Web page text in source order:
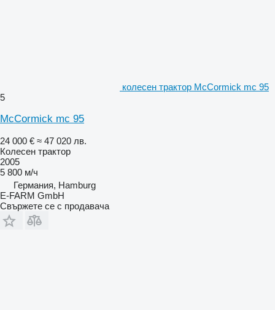
колесен трактор McCormick mc 95
5
McCormick mc 95
24 000 € ≈ 47 020 лв.
Колесен трактор
2005
5 800 м/ч
Германия, Hamburg
E-FARM GmbH
Свържете се с продавача